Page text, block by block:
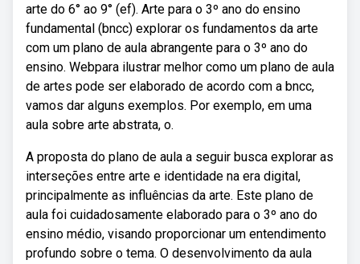
arte do 6° ao 9° (ef). Arte para o 3º ano do ensino
fundamental (bncc) explorar os fundamentos da arte
com um plano de aula abrangente para o 3º ano do
ensino. Webpara ilustrar melhor como um plano de aula
de artes pode ser elaborado de acordo com a bncc,
vamos dar alguns exemplos. Por exemplo, em uma
aula sobre arte abstrata, o.
A proposta do plano de aula a seguir busca explorar as
interseções entre arte e identidade na era digital,
principalmente as influências da arte. Este plano de
aula foi cuidadosamente elaborado para o 3º ano do
ensino médio, visando proporcionar um entendimento
profundo sobre o tema. O desenvolvimento da aula